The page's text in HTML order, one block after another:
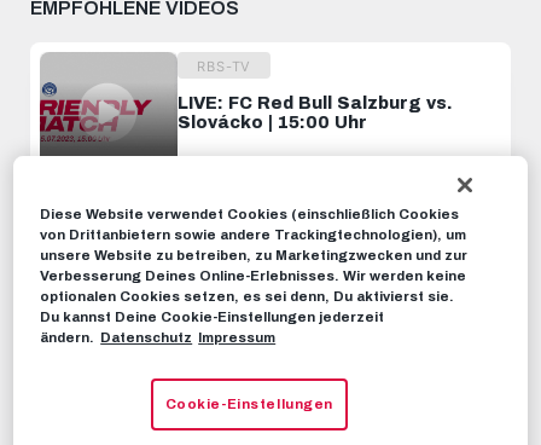
EMPFOHLENE VIDEOS
RBS-TV
LIVE: FC Red Bull Salzburg vs.
Slovácko | 15:00 Uhr
15. JULI 2023
RBS-TV
LIVE: FC Red Bull Salzburg vs. HSV
| 10:30 Uhr
15. JULI 2023
LIVE: FC Bayern München vs. FC
Red Bull Salzburg | 18:00 Uhr
Diese Website verwendet Cookies (einschließlich Cookies
von Drittanbietern sowie andere Trackingtechnologien), um
unsere Website zu betreiben, zu Marketingzwecken und zur
Verbesserung Deines Online-Erlebnisses. Wir werden keine
optionalen Cookies setzen, es sei denn, Du aktivierst sie.
Du kannst Deine Cookie-Einstellungen jederzeit
ändern. Datenschutz Impressum
Cookie-Einstellungen